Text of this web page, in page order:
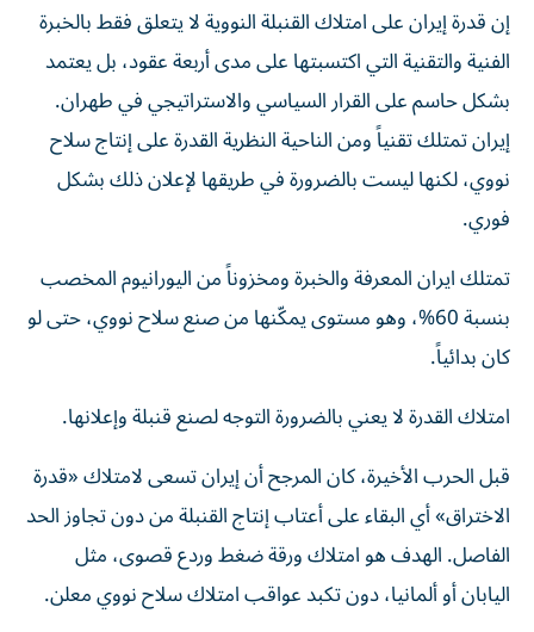
إن قدرة إيران على امتلاك القنبلة النووية لا يتعلق فقط بالخبرة
الفنية والتقنية التي اكتسبتها على مدى أربعة عقود، بل يعتمد
بشكل حاسم على القرار السياسي والاستراتيجي في طهران.
إيران تمتلك تقنياً ومن الناحية النظرية القدرة على إنتاج سلاح
نووي، لكنها ليست بالضرورة في طريقها لإعلان ذلك بشكل
فوري.
تمتلك ايران المعرفة والخبرة ومخزوناً من اليورانيوم المخصب
بنسبة 60%، وهو مستوى يمكّنها من صنع سلاح نووي، حتى لو
كان بدائياً.
امتلاك القدرة لا يعني بالضرورة التوجه لصنع قنبلة وإعلانها.
قبل الحرب الأخيرة، كان المرجح أن إيران تسعى لامتلاك «قدرة
الاختراق» أي البقاء على أعتاب إنتاج القنبلة من دون تجاوز الحد
الفاصل. الهدف هو امتلاك ورقة ضغط وردع قصوى، مثل
اليابان أو ألمانيا، دون تكبد عواقب امتلاك سلاح نووي معلن.